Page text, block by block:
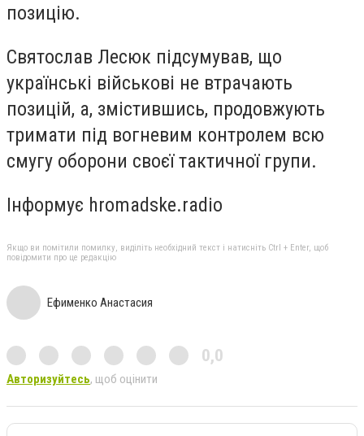
позицію.
Святослав Лесюк підсумував, що
українські військові не втрачають
позицій, а, змістившись, продовжують
тримати під вогневим контролем всю
смугу оборони своєї тактичної групи.
Інформує hromadske.radio
Якщо ви помітили помилку, виділіть необхідний текст і натисніть Ctrl + Enter, щоб
повідомити про це редакцію
Ефименко Анастасия
0,0
Авторизуйтесь, щоб оцінити